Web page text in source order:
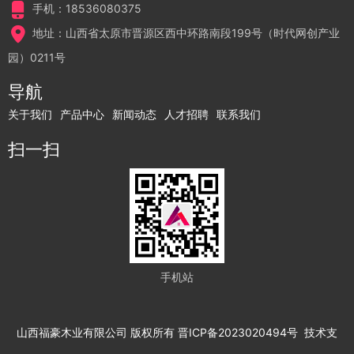
手机：18536080375
地址：山西省太原市晋源区西中环路南段199号（时代网创产业
园）0211号
导航
关于我们 产品中心 新闻动态 人才招聘 联系我们
扫一扫
手机站
山西福豪木业有限公司 版权所有 晋ICP备2023020494号 技术支